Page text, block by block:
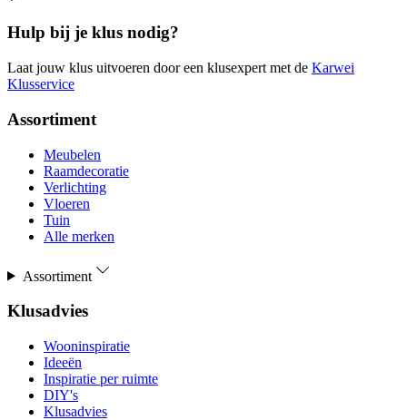
Hulp bij je klus nodig?
Laat jouw klus uitvoeren door een klusexpert met de Karwei
Klusservice
Assortiment
Meubelen
Raamdecoratie
Verlichting
Vloeren
Tuin
Alle merken
Assortiment
Klusadvies
Wooninspiratie
Ideeën
Inspiratie per ruimte
DIY's
Klusadvies